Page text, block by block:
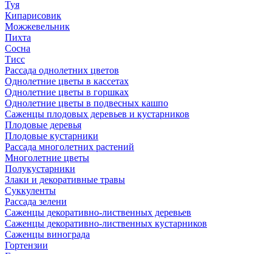
Туя
Кипарисовик
Можжевельник
Пихта
Сосна
Тисc
Рассада однолетних цветов
Однолетние цветы в кассетах
Однолетние цветы в горшках
Однолетние цветы в подвесных кашпо
Саженцы плодовых деревьев и кустарников
Плодовые деревья
Плодовые кустарники
Рассада многолетних растений
Многолетние цветы
Полукустарники
Злаки и декоративные травы
Суккуленты
Рассада зелени
Саженцы декоративно-лиственных деревьев
Саженцы декоративно-лиственных кустарников
Саженцы винограда
Гортензии